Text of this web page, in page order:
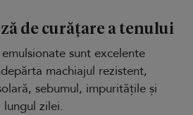
de curățare a tenului
sunt excelente
machiajul rezistent,
sebumul, impuritățile și
zilei.